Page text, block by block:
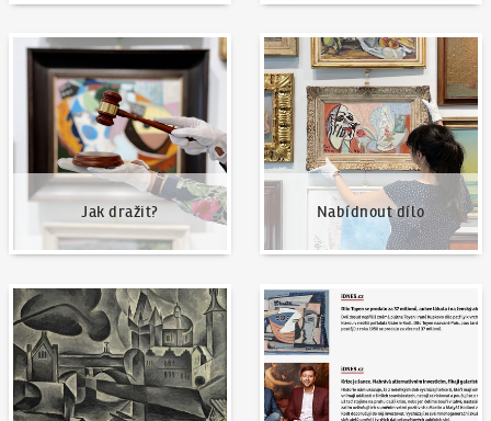
Jak dražit?
Jak dražit?
Nabídnout dílo
Nabídnout dílo
Naše nejvyšší prodeje Napsali o nás